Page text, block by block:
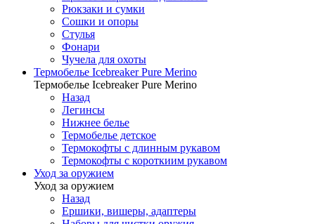
Рюкзаки и сумки
Сошки и опоры
Стулья
Фонари
Чучела для охоты
Термобелье Icebreaker Pure Merino
Термобелье Icebreaker Pure Merino
Назад
Легинсы
Нижнее белье
Термобелье детское
Термокофты с длинным рукавом
Термокофты с короткиим рукавом
Уход за оружием
Уход за оружием
Назад
Ершики, вишеры, адаптеры